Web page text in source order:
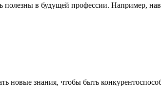
полезны в будущей профессии. Например,
новые знания, чтобы быть